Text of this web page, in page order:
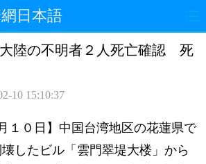
日本語
政治 経済
評論 写真
陸の不明者２人死亡確認 死
10 15:10:37
１０日】中国台湾地区の花蓮県で
したビル「雲門翠堤大楼」から